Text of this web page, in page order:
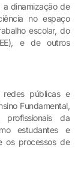
a dinamização de
no espaço
escolar, do
e de outros
redes públicas e
Fundamental,
profissionais da
estudantes e
os processos de